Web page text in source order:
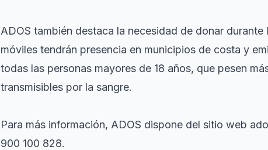
ADOS también destaca la necesidad de donar
móviles tendrán presencia en municipios de costa y
todas las personas mayores de 18 años, que pesen
transmisibles por la sangre.
Para más información, ADOS dispone del sitio web
900 100 828.